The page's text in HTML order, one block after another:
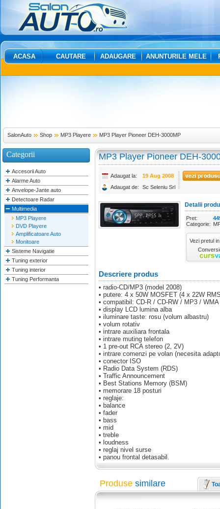
ACASA CAUTARE ADAUGARE ANUNTURILE MELE
SalonAuto Shop MP3 Playere MP3 Player Pioneer DEH-3000MP
Categorii
Accesorii Auto
Alarme Auto
Anvelope-Jante auto
Detectoare Radar
Multimedia
MP3 Playere
DVD Playere
Amplificatoare Auto
Monitoare
Sisteme Navigatie
Tuning exterior
Tuning interior
Tuning Performanta
MP3 Player Pioneer DEH-
Adaugat la:
19 Aug 2008
Adaugat de:
Sc Seleniu Srl
Detalii
Pret:
Categorie:
Vezi pretul in
Descriere produs
• radio-CD/MP3 (model 2008)
• putere: 4 x 50W MOSFET (4 x 22W
• compatibil: CD-R / CD-RW / MP3 /
• display LCD lumina alba
• iluminare taste: rosu (volum albastru)
• volum rotativ
• intrare auxiliara frontala
• intrare muting telefon
• 1 pre-out RCA stereo (2, 2V)
• intrare comenzi pe volan (necesita
• conector ISO
• Radio Data System (RDS)
• Traffic Announcement
• Best Stations Memory (BSM)
• memorare 18 posturi
• reglaje:
• balance
• fader
• bass
• mid
• treble
• loudness
• reglaj nivel surse
• panou frontal detasabil.
Produse similare